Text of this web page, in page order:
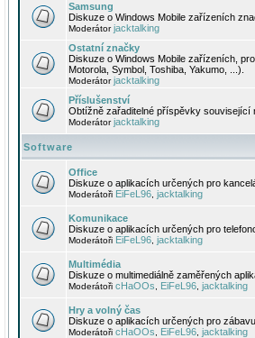
Samsung
Diskuze o Windows Mobile zařízeních
Moderátorjacktalking
Ostatní značky
Diskuze o Windows Mobile zařízeních,
Motorola, Symbol, Toshiba, Yakumo, ...).
Moderátorjacktalking
Příslušenství
Obtížně zařaditelné příspěvky související
Moderátorjacktalking
Software
Office
Diskuze o aplikacích určených pro
Moderátoři EiFeL96 jacktalking
Komunikace
Diskuze o aplikacích určených pro
Moderátoři EiFeL96 jacktalking
Multimédia
Diskuze o multimediálně zaměřených
Moderátoři cHaOOs EiFeL96 jacktalking
Hry a volný čas
Diskuze o aplikacích určených pro
Moderátoři cHaOOs EiFeL96 jacktalking